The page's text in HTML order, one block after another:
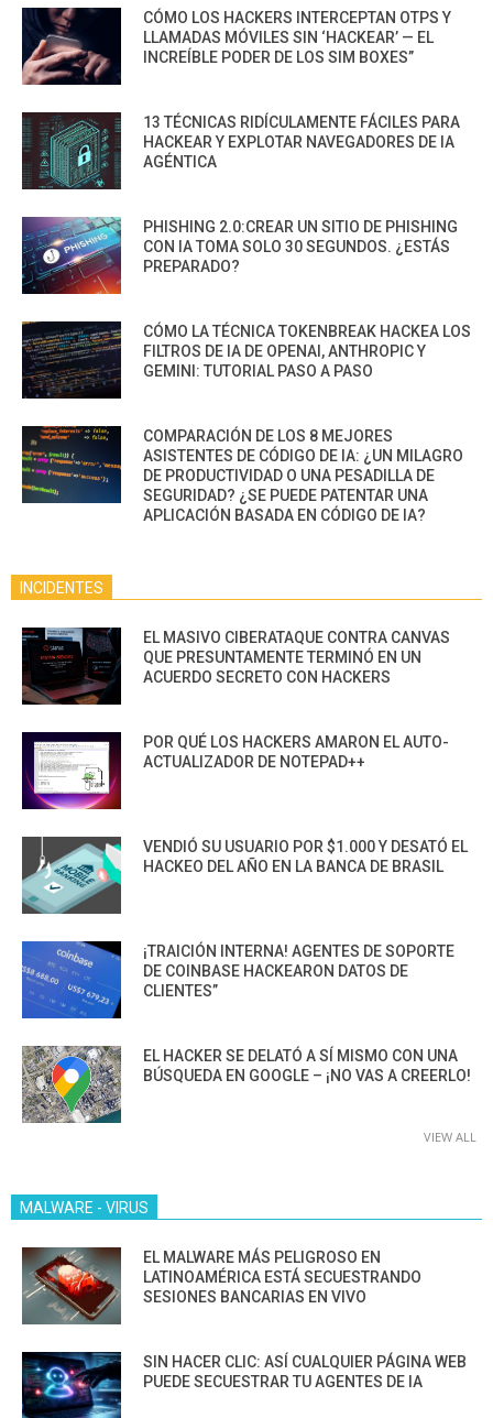
CÓMO LOS HACKERS INTERCEPTAN OTPS Y
LLAMADAS MÓVILES SIN ‘HACKEAR’ — EL
INCREÍBLE PODER DE LOS SIM BOXES”
13 TÉCNICAS RIDÍCULAMENTE FÁCILES PARA
HACKEAR Y EXPLOTAR NAVEGADORES DE IA
AGÉNTICA
PHISHING 2.0:CREAR UN SITIO DE PHISHING
CON IA TOMA SOLO 30 SEGUNDOS. ¿ESTÁS
PREPARADO?
CÓMO LA TÉCNICA TOKENBREAK HACKEA LOS
FILTROS DE IA DE OPENAI, ANTHROPIC Y
GEMINI: TUTORIAL PASO A PASO
COMPARACIÓN DE LOS 8 MEJORES
ASISTENTES DE CÓDIGO DE IA: ¿UN MILAGRO
DE PRODUCTIVIDAD O UNA PESADILLA DE
SEGURIDAD? ¿SE PUEDE PATENTAR UNA
APLICACIÓN BASADA EN CÓDIGO DE IA?
INCIDENTES
EL MASIVO CIBERATAQUE CONTRA CANVAS
QUE PRESUNTAMENTE TERMINÓ EN UN
ACUERDO SECRETO CON HACKERS
POR QUÉ LOS HACKERS AMARON EL AUTO-
ACTUALIZADOR DE NOTEPAD++
VENDIÓ SU USUARIO POR $1.000 Y DESATÓ EL
HACKEO DEL AÑO EN LA BANCA DE BRASIL
¡TRAICIÓN INTERNA! AGENTES DE SOPORTE
DE COINBASE HACKEARON DATOS DE
CLIENTES”
EL HACKER SE DELATÓ A SÍ MISMO CON UNA
BÚSQUEDA EN GOOGLE – ¡NO VAS A CREERLO!
VIEW ALL
MALWARE - VIRUS
EL MALWARE MÁS PELIGROSO EN
LATINOAMÉRICA ESTÁ SECUESTRANDO
SESIONES BANCARIAS EN VIVO
SIN HACER CLIC: ASÍ CUALQUIER PÁGINA WEB
PUEDE SECUESTRAR TU AGENTES DE IA